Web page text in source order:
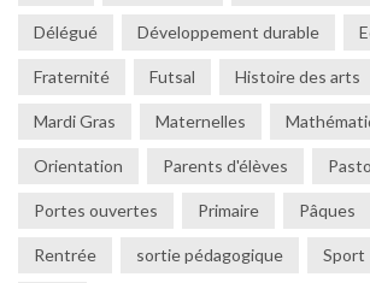
Délégué Développement durable
Fraternité Futsal Histoire des arts
Mardi Gras Maternelles
Orientation Parents d'élèves
Portes ouvertes Primaire Pâques
Rentrée sortie pédagogique Sport